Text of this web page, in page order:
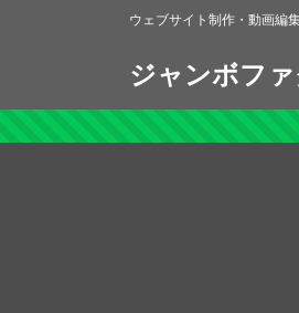
ツ
へ
シ
ョ
ウェブサイト制作・動画編
ジャンボフ